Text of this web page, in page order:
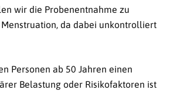
wir die Probenentnahme zu
da dabei unkontrolliert
Personen ab 50 Jahren einen
Belastung oder Risikofaktoren ist